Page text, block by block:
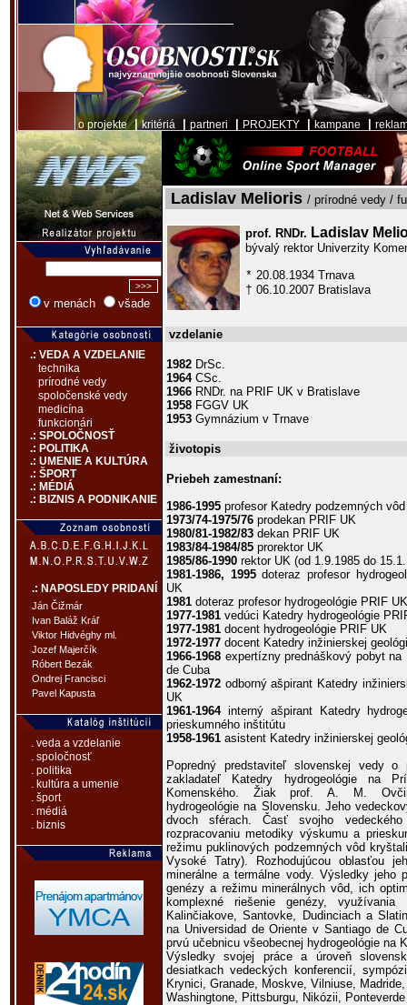
o projekte|kritériá partneri PROJEKTY kampane
v menách všade
.: VEDA A VZDELANIE
technika
prírodné vedy
spoločenské vedy
medicína
funkcionári
.: SPOLOČNOSŤ
.: POLITIKA
.: UMENIE A KULTÚRA
.: ŠPORT
.: MÉDIÁ
.: BIZNIS A PODNIKANIE
.: NAPOSLEDY PRIDANÍ
Ján Čižmár
Ivan Baláž Kráľ
Viktor Hidvéghy ml.
Jozef Majerčík
Róbert Bezák
Ondrej Francisci
Pavel Kapusta
. veda a vzdelanie
. spoločnosť
. politika
. kultúra a umenie
. šport
. médiá
. biznis
Ladislav Melioris / prírodné vedy /
prof. RNDr. Ladislav
bývalý rektor Univerzity
* 20.08.1934 Trnava
† 06.10.2007 Bratislava
vzdelanie
1982 DrSc.
1964CSc.
1966 RNDr. na PRIF UK v Bratislave
1958 FGGV UK
1953 Gymnázium v Trnave
životopis
Priebeh zamestnaní:
1986-1995 profesor Katedry podzemných
1973/74-1975/76 prodekan PRIF UK
1980/81-1982/83 dekan PRIF UK
1983/84-1984/85 prorektor UK
1985/86-1990 rektor UK (od 1.9.1985 do
1981-1986, 1995doteraz profesor
UK
1981 doteraz profesor hydrogeológie PRIF UK
1977-1981 vedúci Katedry hydrogeológie
1977-1981 docent hydrogeológie PRIF UK
1972-1977 docent Katedry inžinierskej
1966-1968 expertízny prednáškový pobyt
de Cuba
1962-1972 odborný ašpirant Katedry
UK
1961-1964interný ašpirant Katedry
prieskumného inštitútu
1958-1961 asistent Katedry inžinierskej
Popredný predstaviteľ slovenskej vedy o
zakladateľ Katedry hydrogeológie na
Komenského. Žiak prof. A. M.
hydrogeológie na Slovensku. Jeho
dvoch sférach. Časť svojho
rozpracovaniu metodiky výskumu a
režimu puklinových podzemných vôd
Vysoké Tatry). Rozhodujúcou oblasťou
minerálne a termálne vody. Výsledky jeho
genézy a režimu minerálnych vôd, ich
komplexné riešenie genézy,
Kalinčiakove, Santovke, Dudinciach a
na Universidad de Oriente v Santiago de
prvú učebnicu všeobecnej hydrogeológie na
Výsledky svojej práce a úroveň
desiatkach vedeckých konferencií,
Krynici, Granade, Moskve, Vilniuse,
Washingtone, Pittsburgu, Nikózii,